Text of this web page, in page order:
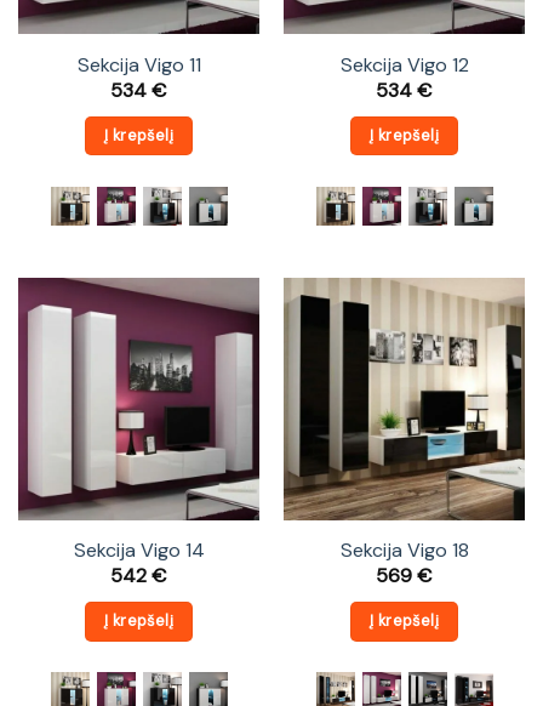
Sekcija Vigo 11
534€
Į krepšelį
Sekcija Vigo 12
534€
Į krepšelį
Sekcija Vigo 14
542€
Į krepšelį
Sekcija Vigo 18
569€
Į krepšelį